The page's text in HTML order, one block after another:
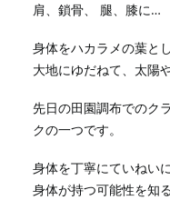
肩、鎖骨、 腿、膝に…
身体をハカラメの葉とし
大地にゆだねて、太陽
先日の田園調布でのク
クの一つです。
身体を丁寧にていねい
身体が持つ可能性を知